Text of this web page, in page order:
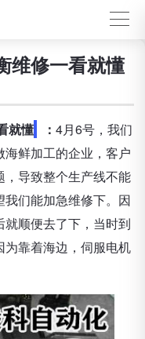
维修一看就懂
就懂 ： 4月6号，我们
鲜加工的企业，客户
导致整个生产线不能
们能加急维修下。因
顺便去了下，当时到
靠着海边，伺服电机